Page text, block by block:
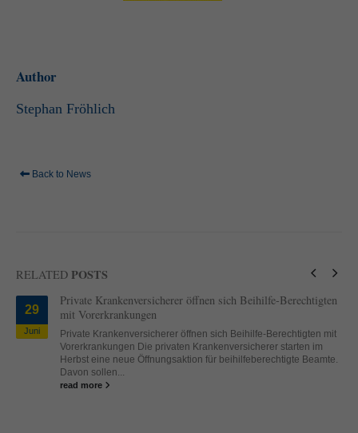
Author
Stephan Fröhlich
Back to News
RELATED POSTS
29
Juni
Private Krankenversicherer öffnen sich Beihilfe-Berechtigten
mit Vorerkrankungen
Private Krankenversicherer öffnen sich Beihilfe-Berechtigten mit
Vorerkrankungen Die privaten Krankenversicherer starten im
Herbst eine neue Öffnungsaktion für beihilfeberechtigte Beamte.
Davon sollen...
read more